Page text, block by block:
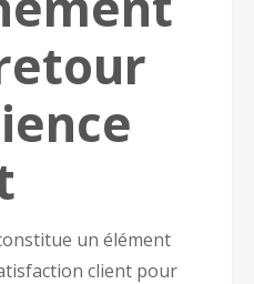
un élément
client pour